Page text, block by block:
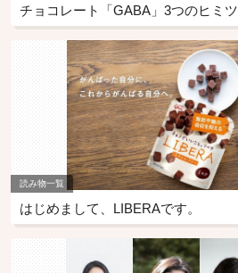
チョコレート「GABA」3つのヒミツ
読み物一覧
はじめまして、LIBERAです。